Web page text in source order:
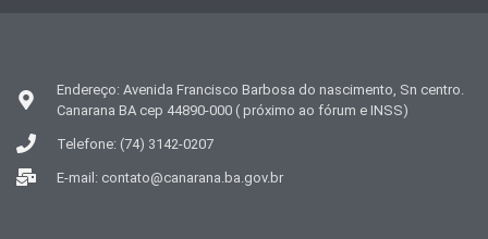
Endereço: Avenida Francisco Barbosa do nascimento, Sn centro.
Canarana BA cep 44890-000 ( próximo ao fórum e INSS)
Telefone: (74) 3142-0207
E-mail: contato@canarana.ba.gov.br